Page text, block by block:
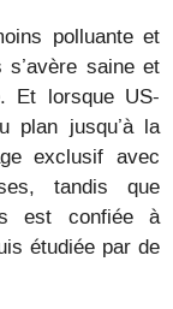
polluante et
saine et
Et lorsque US-
plan jusqu’à la
exclusif avec
tandis que
est confiée à
étudiée par de